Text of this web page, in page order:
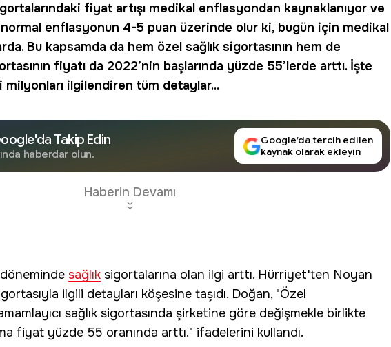
fiyat artışı medikal enflasyondan kaynaklanıyor ve
enflasyonun 4-5 puan üzerinde olur ki, bugün için medikal
Bu kapsamda da hem özel sağlık sigortasının hem de
fiyatı da 2022’nin başlarında yüzde 55’lerde arttı. İşte
milyonları ilgilendiren tüm detaylar...
Takip Edin
haberdar olun.
Google’da tercih edilen
kaynak olarak ekleyin
Haberin Devamı
döneminde sağlık sigortalarına olan ilgi arttı. Hürriyet'ten Noyan
ilgili detayları köşesine taşıdı. Doğan, "Özel
sağlık sigortasında şirketine göre değişmekle birlikte
fiyat yüzde 55 oranında arttı." ifadelerini kullandı.